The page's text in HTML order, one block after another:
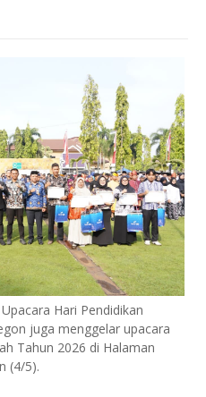
Hari Pendidikan
juga menggelar upacara
Tahun 2026 di Halaman
(4/5).